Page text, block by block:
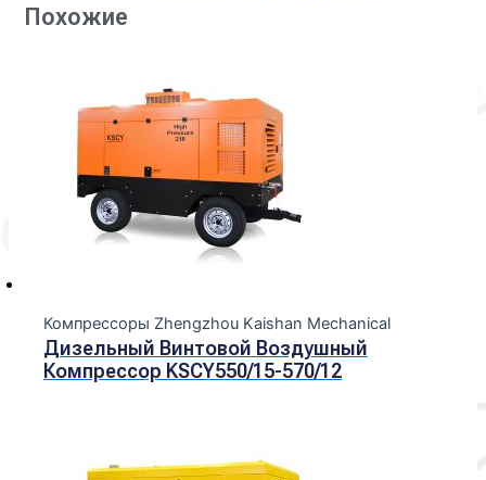
Похожие
Компрессоры Zhengzhou Kaishan Mechanical
Дизельный Винтовой Воздушный
Компрессор KSCY550/15-570/12